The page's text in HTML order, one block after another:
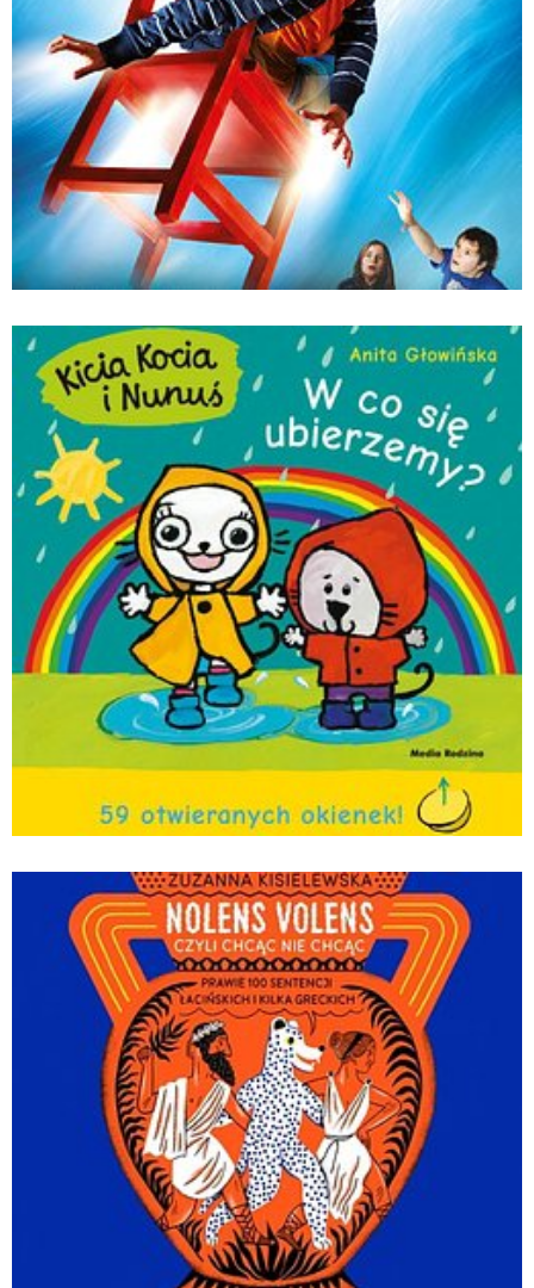
1_Andrzej Maleszka_Znak.jpg
Pobierz
Głowińska_wyd. Media Rodzina.jpg
Pobierz